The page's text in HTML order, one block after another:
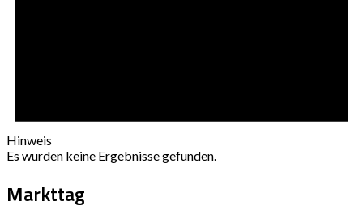
Hinweis
Es wurden keine Ergebnisse gefunden.
Markttag